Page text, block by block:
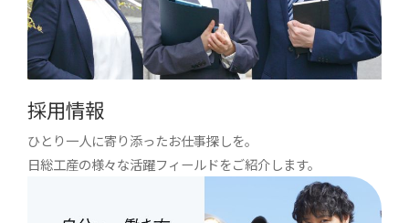
採用情報
ひとり一人に寄り添ったお仕事探しを。
日総工産の様々な活躍フィールドをご紹介します。